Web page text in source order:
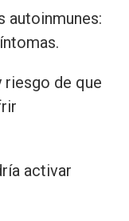
autoinmunes:
riesgo de que
activar